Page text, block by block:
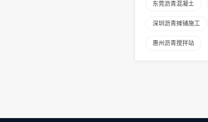
东莞沥青混凝土
深圳沥青摊铺施工
惠州沥青搅拌站